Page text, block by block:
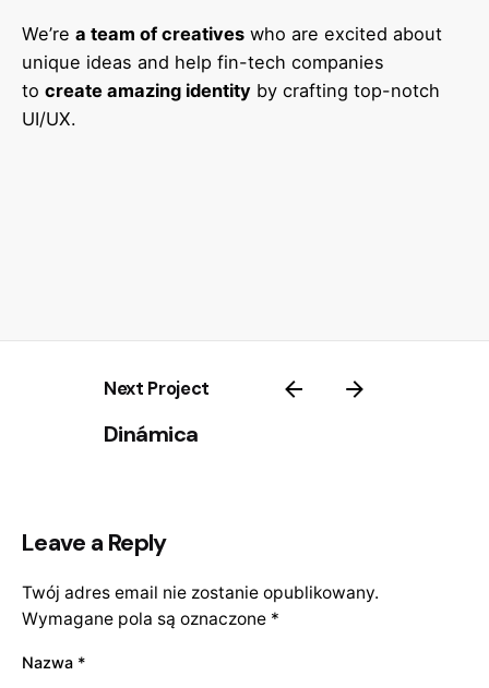
We’re a team of creatives who are excited about
unique ideas and help fin-tech companies
to create amazing identity by crafting top-notch
UI/UX.
Next Project
Dinámica
Leave a Reply
Twój adres email nie zostanie opublikowany.
Wymagane pola są oznaczone *
Nazwa *